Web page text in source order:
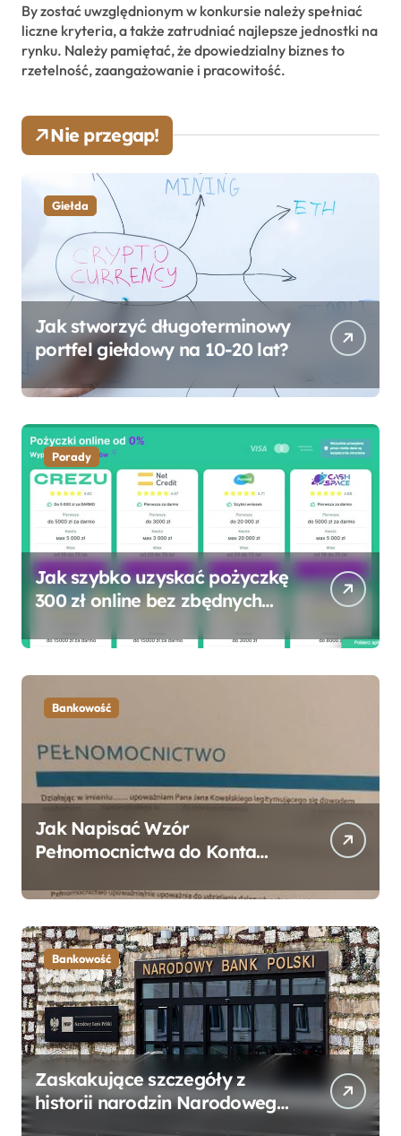
By zostać uwzględnionym w konkursie należy spełniać
liczne kryteria, a także zatrudniać najlepsze jednostki na
rynku. Należy pamiętać, że dpowiedzialny biznes to
rzetelność, zaangażowanie i pracowitość.
Nie przegap!
Giełda
Jak stworzyć długoterminowy
portfel giełdowy na 10-20 lat?
Porady
Jak szybko uzyskać pożyczkę
300 zł online bez zbędnych
Bankowość
Jak Napisać Wzór
Pełnomocnictwa do Konta
Przewodnik
Bankowość
Zaskakujące szczegóły z
historii narodzin Narodowego